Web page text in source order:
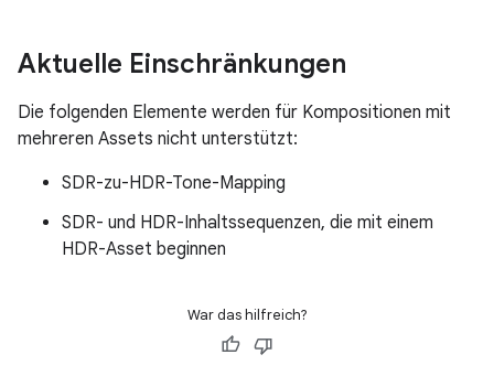
Aktuelle Einschränkungen
Die folgenden Elemente werden für Kompositionen mit
mehreren Assets nicht unterstützt:
SDR-zu-HDR-Tone-Mapping
SDR- und HDR-Inhaltssequenzen, die mit einem
HDR-Asset beginnen
War das hilfreich?